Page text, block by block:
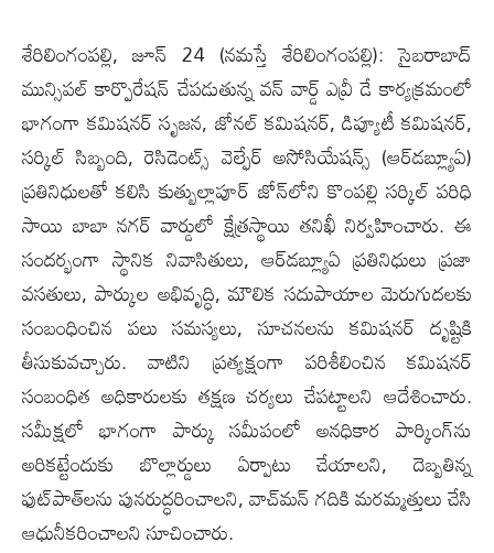
శేరిలింగంప‌ల్లి, జూన్ 24 (న‌మ‌స్తే శేరిలింగంప‌ల్లి): సైబరాబాద్
మున్సిపల్ కార్పొరేషన్ చేపడుతున్న వన్ వార్డ్ ఎవ్రీ డే కార్యక్రమంలో
భాగంగా కమిషనర్ సృజ‌న‌, జోనల్ కమిషనర్, డిప్యూటీ కమిషనర్,
సర్కిల్ సిబ్బంది, రెసిడెంట్స్ వెల్ఫేర్ అసోసియేషన్స్ (ఆర్‌డబ్ల్యూఏ)
ప్రతినిధులతో కలిసి కుత్బుల్లాపూర్ జోన్‌లోని కొంపల్లి సర్కిల్ పరిధి
సాయి బాబా నగర్ వార్డులో క్షేత్రస్థాయి తనిఖీ నిర్వహించారు. ఈ
సందర్భంగా స్థానిక నివాసితులు, ఆర్‌డబ్ల్యూఏ ప్రతినిధులు ప్రజా
వసతులు, పార్కుల అభివృద్ధి, మౌలిక సదుపాయాల మెరుగుదలకు
సంబంధించిన పలు సమస్యలు, సూచనలను కమిషనర్ దృష్టికి
తీసుకువచ్చారు. వాటిని ప్రత్యక్షంగా పరిశీలించిన కమిషనర్
సంబంధిత అధికారులకు తక్షణ చర్యలు చేపట్టాలని ఆదేశించారు.
సమీక్షలో భాగంగా పార్కు సమీపంలో అనధికార పార్కింగ్‌ను
అరికట్టేందుకు బొల్లార్డులు ఏర్పాటు చేయాలని, దెబ్బతిన్న
ఫుట్‌పాత్‌లను పునరుద్ధరించాలని, వాచ్‌మన్ గదికి మరమ్మత్తులు చేసి
ఆధునీకరించాలని సూచించారు.